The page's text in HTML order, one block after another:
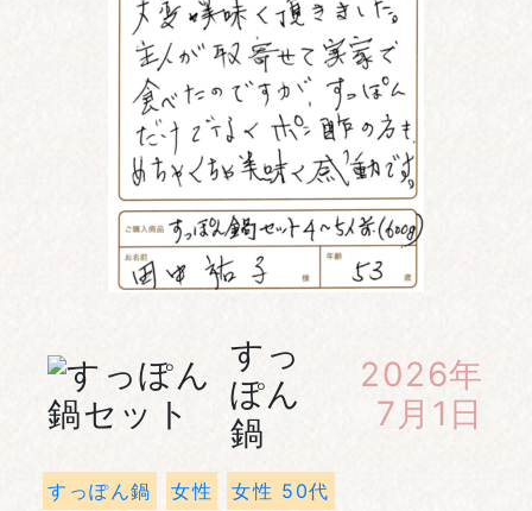
すっ
ぽん
鍋
2026年
7月1日
すっぽん鍋 女性
女性 50代